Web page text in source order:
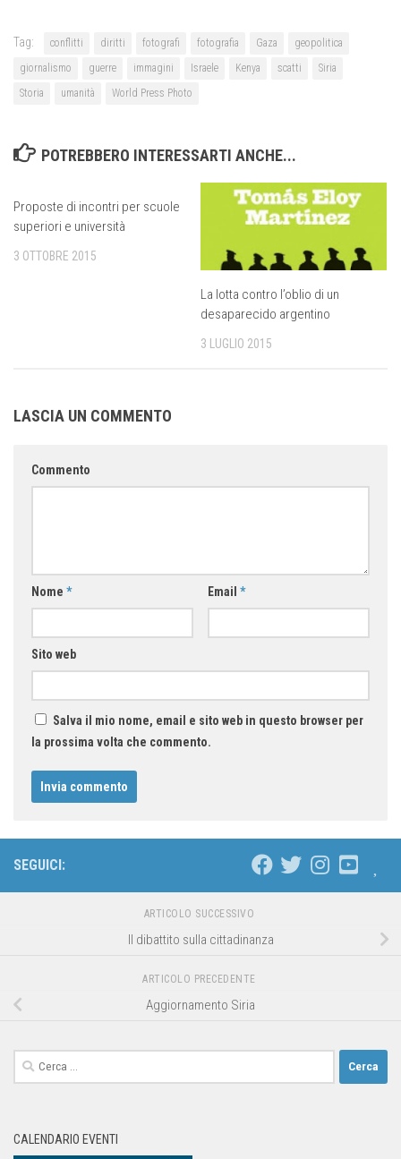
Tag: conflitti diritti fotografi fotografia Gaza
geopolitica
giornalismo
guerre immagini Israele Kenya scatti
Siria
Storia
umanità World Press Photo
POTREBBERO INTERESSARTI ANCHE...
Proposte di incontri per scuole
superiori e università
3 OTTOBRE 2015
La lotta contro l’oblio di un
desaparecido argentino
3 LUGLIO 2015
LASCIA UN COMMENTO
Commento
Nome * Email *
Sito web
Salva il mio nome, email e sito web in questo browser per
la prossima volta che commento.
SEGUICI:
ARTICOLO SUCCESSIVO
Il dibattito sulla cittadinanza
ARTICOLO PRECEDENTE
Aggiornamento Siria
CALENDARIO EVENTI